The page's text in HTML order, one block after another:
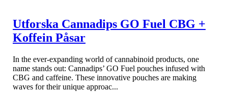
Utforska Cannadips GO Fuel CBG +
Koffein Påsar
In the ever-expanding world of cannabinoid products, one
name stands out: Cannadips’ GO Fuel pouches infused with
CBG and caffeine. These innovative pouches are making
waves for their unique approac...